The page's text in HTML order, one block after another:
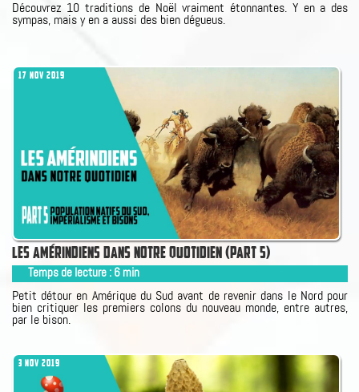
Découvrez 10 traditions de Noël vraiment étonnantes. Y en a des
sympas, mais y en a aussi des bien dégueus.
LES AMÉRINDIENS DANS NOTRE QUOTIDIEN (PART 5)
17 NOV 2019
Temps de lecture : 6 min
Petit détour en Amérique du Sud avant de revenir dans le Nord pour
bien critiquer les premiers colons du nouveau monde, entre autres,
par le bison.
3 NOV 2019